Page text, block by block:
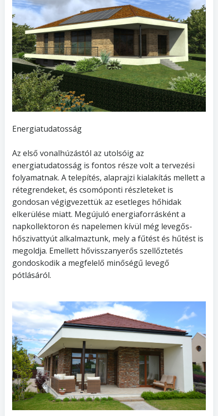
Energiatudatosság
Az első vonalhúzástól az utolsóig az
energiatudatosság is fontos része volt a tervezési
folyamatnak. A telepítés, alaprajzi kialakítás mellett a
rétegrendeket, és csomóponti részleteket is
gondosan végigvezettük az esetleges hőhidak
elkerülése miatt. Megújuló energiaforrásként a
napkollektoron és napelemen kívül még levegős-
hőszivattyút alkalmaztunk, mely a fűtést és hűtést is
megoldja. Emellett hővisszanyerős szellőztetés
gondoskodik a megfelelő minőségű levegő
pótlásáról.